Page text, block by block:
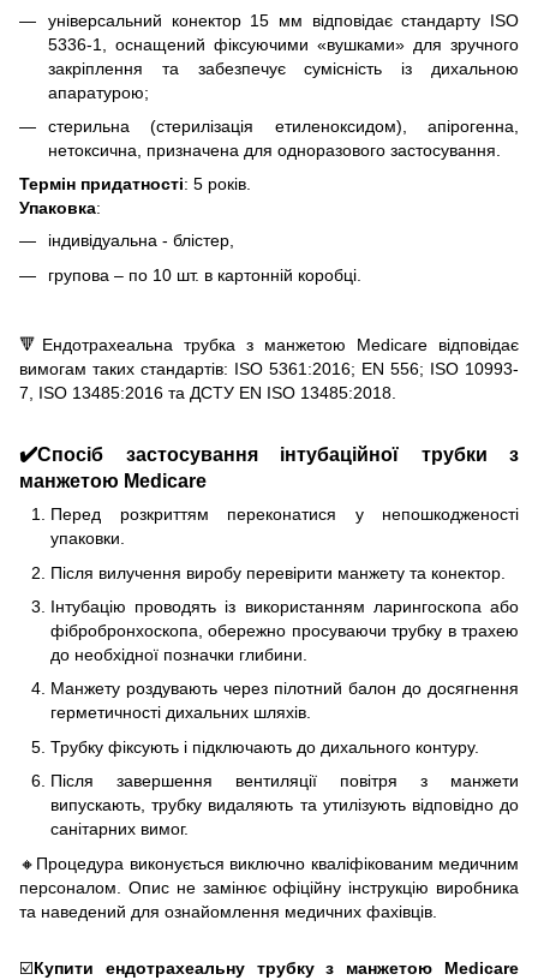
універсальний конектор 15 мм відповідає стандарту ISO
5336-1, оснащений фіксуючими «вушками» для зручного
закріплення та забезпечує сумісність із дихальною
апаратурою;
стерильна (стерилізація етиленоксидом), апірогенна,
нетоксична, призначена для одноразового застосування.
Термін придатності: 5 років.
Упаковка:
індивідуальна - блістер,
групова – по 10 шт. в картонній коробці.
🔻Ендотрахеальна трубка з манжетою Medicare відповідає
вимогам таких стандартів: ISO 5361:2016; EN 556; ISO 10993-
7, ISO 13485:2016 та ДСТУ EN ISO 13485:2018.
✔️Спосіб застосування інтубаційної трубки з
манжетою Medicare
Перед розкриттям переконатися у непошкодженості
упаковки.
Після вилучення виробу перевірити манжету та конектор.
Інтубацію проводять із використанням ларингоскопа або
фібробронхоскопа, обережно просуваючи трубку в трахею
до необхідної позначки глибини.
Манжету роздувають через пілотний балон до досягнення
герметичності дихальних шляхів.
Трубку фіксують і підключають до дихального контуру.
Після завершення вентиляції повітря з манжети
випускають, трубку видаляють та утилізують відповідно до
санітарних вимог.
🔸Процедура виконується виключно кваліфікованим медичним
персоналом. Опис не замінює офіційну інструкцію виробника
та наведений для ознайомлення медичних фахівців.
☑️Купити ендотрахеальну трубку з манжетою Medicare